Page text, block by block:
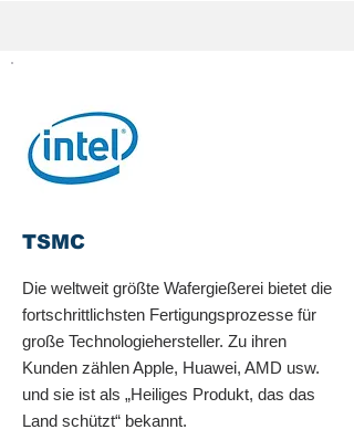
TSMC
Die weltweit größte Wafergießerei bietet die
fortschrittlichsten Fertigungsprozesse für
große Technologiehersteller. Zu ihren
Kunden zählen Apple, Huawei, AMD usw.
und sie ist als „Heiliges Produkt, das das
Land schützt“ bekannt.